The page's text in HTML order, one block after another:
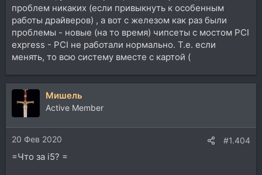
проблем никаких (если привыкнуть к особенным
работы драйверов) , а вот с железом как раз были
проблемы - новые (на то время) чипсеты с мостом PCI
express - PCI не работали нормально. Т.е. если
менять, то всю систему вместе с картой (
Мишель
Active Member
20 Фев 2020 #1.404
=Что за i5? =